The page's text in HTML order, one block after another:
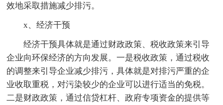
效地采取措施减少排污。
x、经济干预
经济干预具体就是通过财政政策、税收政策来引导
企业向环保经济的方向发展。一是税收政策，通过税收
的调整来引导企业减少排污，具体就是对排污严重的企
业收取重税，对污染较少的企业可以进行适当的免税。
二是财政政策，通过信贷杠杆、政府专项资金的提供等